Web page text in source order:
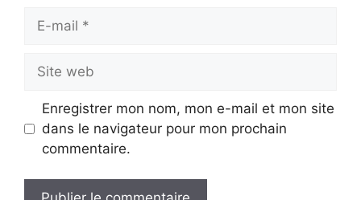
mail
web
Enregistrer mon nom, mon e-mail et mon site
dans le navigateur pour mon prochain
commentaire.